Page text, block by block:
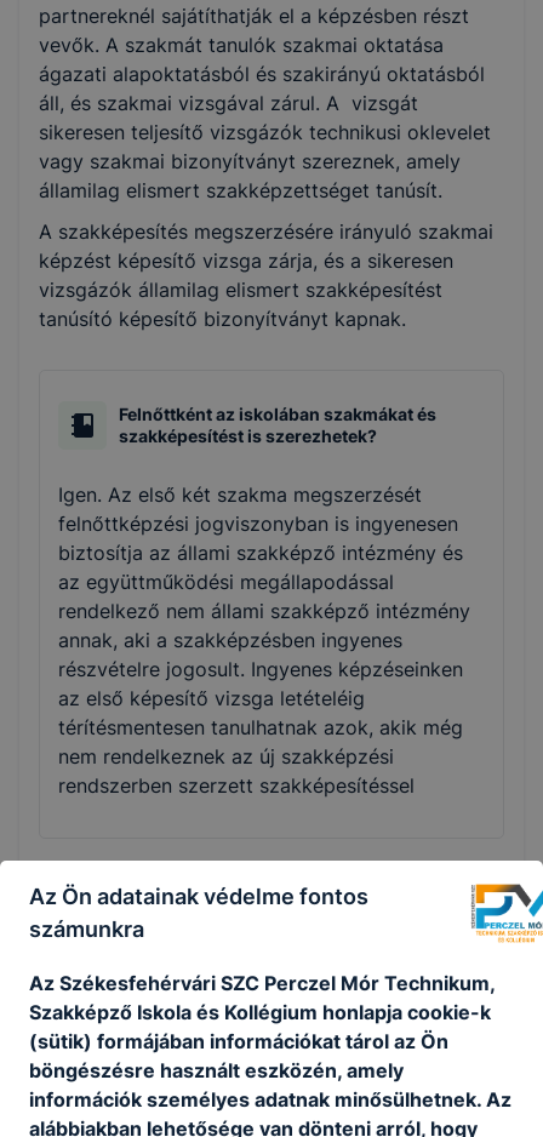
partnereknél sajátíthatják el a képzésben részt
vevők. A szakmát tanulók szakmai oktatása
ágazati alapoktatásból és szakirányú oktatásból
áll, és szakmai vizsgával zárul. A vizsgát
sikeresen teljesítő vizsgázók technikusi oklevelet
vagy szakmai bizonyítványt szereznek, amely
államilag elismert szakképzettséget tanúsít.
A szakképesítés megszerzésére irányuló szakmai
képzést képesítő vizsga zárja, és a sikeresen
vizsgázók államilag elismert szakképesítést
tanúsító képesítő bizonyítványt kapnak.
Felnőttként az iskolában szakmákat és
szakképesítést is szerezhetek?
Igen. Az első két szakma megszerzését
felnőttképzési jogviszonyban is ingyenesen
biztosítja az állami szakképző intézmény és
az együttműködési megállapodással
rendelkező nem állami szakképző intézmény
annak, aki a szakképzésben ingyenes
részvételre jogosult. Ingyenes képzéseinken
az első képesítő vizsga letételéig
térítésmentesen tanulhatnak azok, akik még
nem rendelkeznek az új szakképzési
rendszerben szerzett szakképesítéssel
Munka mellett is tudok szakmát vagy
államilag elismert szakképesítést szerezni?
Az iskolák a felnőttek számára mind a
szakmai oktatást, mind a szakmai képzést
rugalmasan, akár munka mellett, rövid idő
alatt szervezik meg, gyakran az esti órákban,
akár hétvégén is. Az egyes intézmények
Az Ön adatainak védelme fontos
számunkra
Az Székesfehérvári SZC Perczel Mór Technikum,
Szakképző Iskola és Kollégium honlapja cookie-k
(sütik) formájában információkat tárol az Ön
böngészésre használt eszközén, amely
információk személyes adatnak minősülhetnek. Az
alábbiakban lehetősége van dönteni arról, hogy